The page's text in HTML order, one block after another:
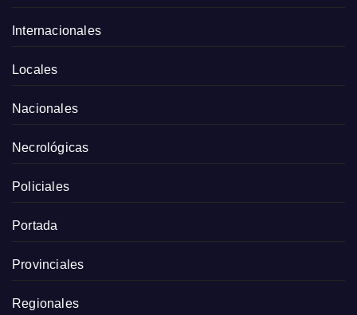
Internacionales
Locales
Nacionales
Necrológicas
Policiales
Portada
Provinciales
Regionales